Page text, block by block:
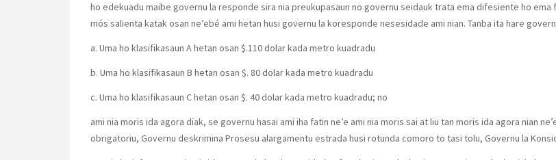
ho edekuadu maibe governu la responde sira nia preukupasaun no governu seidauk trata ema difesiente ho
mós salienta katak osan ne’ebé ami hetan husi governu la koresponde nesesidade ami nian. Tanba ita hare
a. Uma ho klasifikasaun A hetan osan $.110 dolar kada metro kuadradu
b. Uma ho klasifikasaun B hetan osan $. 80 dolar kada metro kuadradu
c. Uma ho klasifikasaun C hetan osan $. 40 dolar kada metro kuadradu; no
ami nia moris ida agora diak, se governu hasai ami iha fatin ne’e ami nia moris sai at liu tan moris ida agora nian
obrigatoriu, Governu deskrimina Prosesu alargamentu estrada husi rotunda comoro to tasi tolu, Governu la